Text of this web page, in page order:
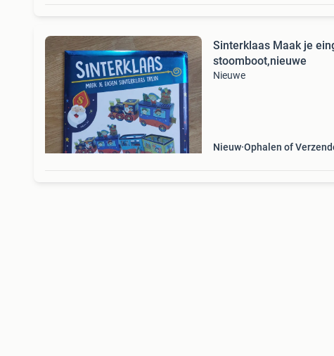
Sinterklaas Maak je
stoomboot,nieuwe
Nieuwe
Nieuw Ophalen of